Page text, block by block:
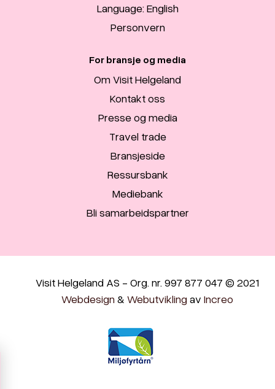
Language: English
Personvern
For bransje og media
Om Visit Helgeland
Kontakt oss
Presse og media
Travel trade
Bransjeside
Ressursbank
Mediebank
Bli samarbeidspartner
Visit Helgeland AS - Org. nr. 997 877 047 © 2021
Webdesign & Webutvikling av Increo